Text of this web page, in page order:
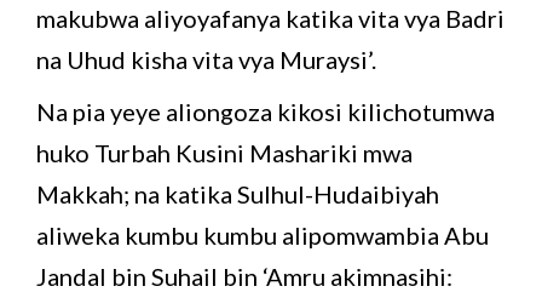
makubwa aliyoyafanya katika vita vya Badri
na Uhud kisha vita vya Muraysi’.
Na pia yeye aliongoza kikosi kilichotumwa
huko Turbah Kusini Mashariki mwa
Makkah; na katika Sulhul-Hudaibiyah
aliweka kumbu kumbu alipomwambia Abu
Jandal bin Suhail bin ‘Amru akimnasihi: